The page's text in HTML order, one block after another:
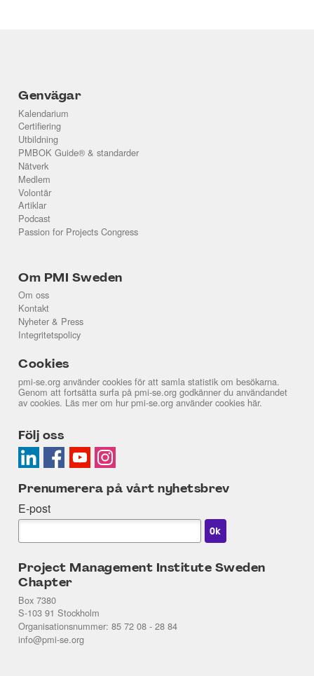
Genvägar
Kalendarium
Certifiering
Utbildning
PMBOK Guide® & standarder
Nätverk
Medlem
Volontär
Artiklar
Podcast
Passion for Projects Congress
Om PMI Sweden
Om oss
Kontakt
Nyheter & Press
Integritetspolicy
Cookies
pmi-se.org använder cookies för att samla statistik om besökarna.
Genom att fortsätta surfa på pmi-se.org godkänner du användandet
av cookies. Läs mer om hur pmi-se.org använder cookies här.
Följ oss
Prenumerera på vårt nyhetsbrev
E-post
Project Management Institute Sweden
Chapter
Box 7380
S-103 91 Stockholm
Organisationsnummer: 85 72 08 - 28 84
info@pmi-se.org